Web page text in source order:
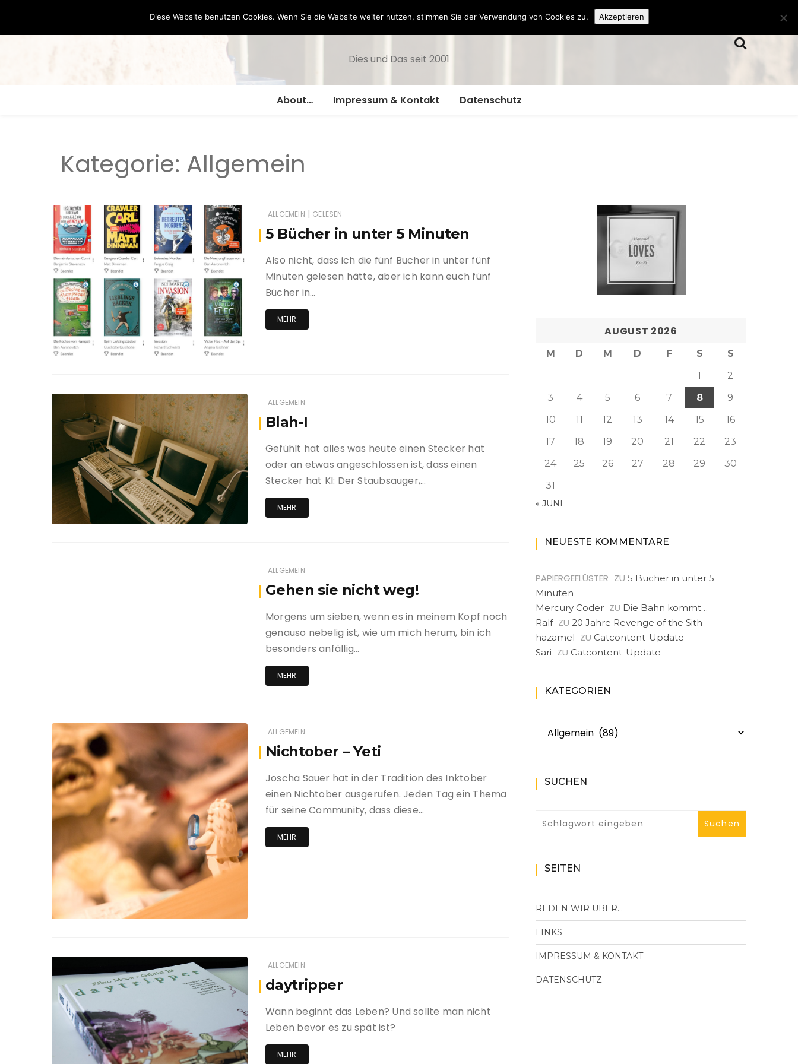
Hazamelistan
Dies und Das seit 2001
About… Impressum & Kontakt Datenschutz
Kategorie: Allgemein
ALLGEMEIN | GELESEN
5 Bücher in unter 5 Minuten
Also nicht, dass ich die fünf Bücher in unter fünf
Minuten gelesen hätte, aber ich kann euch fünf
Bücher in…
MEHR
ALLGEMEIN
Blah-I
Gefühlt hat alles was heute einen Stecker hat
oder an etwas angeschlossen ist, dass einen
Stecker hat KI: Der Staubsauger,…
MEHR
ALLGEMEIN
Gehen sie nicht weg!
Morgens um sieben, wenn es in meinem Kopf noch
genauso nebelig ist, wie um mich herum, bin ich
besonders anfällig…
MEHR
ALLGEMEIN
Nichtober – Yeti
Joscha Sauer hat in der Tradition des Inktober
einen Nichtober ausgerufen. Jeden Tag ein Thema
für seine Community, dass diese…
MEHR
ALLGEMEIN
daytripper
Wann beginnt das Leben? Und sollte man nicht
Leben bevor es zu spät ist?
MEHR
AUGUST 2026
M D M D F S
S
1
2
3
4 5 6 7 8
9
10
11 12 13 14 15
16
17
18 19 20 21 22
23
24
25 26 27 28 29
30
31
« JUNI
NEUESTE KOMMENTARE
PAPIERGEFLÜSTER ZU 5 Bücher in unter 5
Minuten
Mercury Coder ZU Die Bahn kommt…
Ralf ZU 20 Jahre Revenge of the Sith
hazamel ZU Catcontent-Update
Sari ZU Catcontent-Update
KATEGORIEN
Kategorien
SUCHEN
SEITEN
REDEN WIR ÜBER…
LINKS
IMPRESSUM & KONTAKT
DATENSCHUTZ
Diese Website benutzen Cookies. Wenn Sie die Website weiter nutzen, stimmen Sie der Verwendung von Cookies zu. Akzeptieren